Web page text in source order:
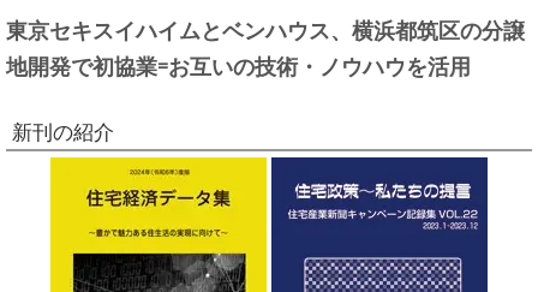
東京セキスイハイムとベンハウス、横浜都筑区の分譲
地開発で初協業=お互いの技術・ノウハウを活用
新刊の紹介